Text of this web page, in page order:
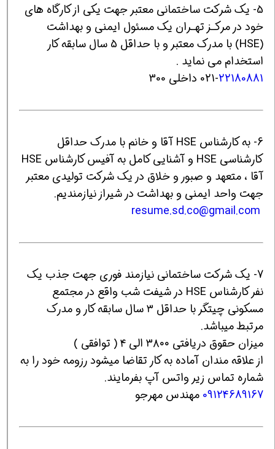
5- یک شرکت ساختمانی معتبر جهت یکی از کارگاه های
خود در مرکـز تهـران یک مسئول ایمنی و بهداشت
(HSE) با مدرک معتبر و با حداقل 5 سال سابقه کار
استخدام می نماید .
021-22180881 داخلی 300
6- به کارشناس HSE آقا و خانم با مدرک حداقل
کارشناسی HSE و آشنایی کامل به آفیس کارشناس HSE
آقا ، متعهد و صبور و خلاق در یک شرکت تولیدی معتبر
جهت واحد ایمنی و بهداشت در شیراز نیازمندیم.
7- یک شرکت ساختمانی نیازمند فوری جهت جذب یک
نفر کارشناس HSE در شیفت شب واقع در مجتمع
مسکونی چیتگر با حداقل ۳ سال سابقه کار و مدرک
مرتبط میباشد.
میزان حقوق دریافتی ۳۸۰۰ الی ۴ ( توافقی )
از علاقه مندان آماده به کار تقاضا میشود رزومه خود را به
شماره تماس زیر واتس آپ بفرمایند.
09124689167 مهندس مهرجو